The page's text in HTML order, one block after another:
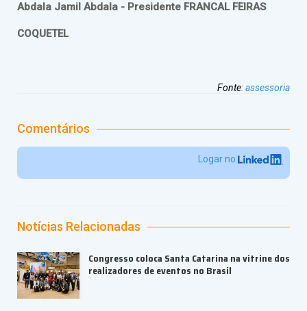
Abdala Jamil Abdala - Presidente FRANCAL FEIRAS
COQUETEL
Fonte:assessoria
Comentários
Logar no
Notícias Relacionadas
Congresso coloca Santa Catarina na vitrine dos
realizadores de eventos no Brasil